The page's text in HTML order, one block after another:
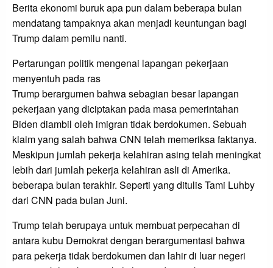
Berita ekonomi buruk apa pun dalam beberapa bulan
mendatang tampaknya akan menjadi keuntungan bagi
Trump dalam pemilu nanti.
Pertarungan politik mengenai lapangan pekerjaan
menyentuh pada ras
Trump berargumen bahwa sebagian besar lapangan
pekerjaan yang diciptakan pada masa pemerintahan
Biden diambil oleh imigran tidak berdokumen. Sebuah
klaim yang salah bahwa CNN telah memeriksa faktanya.
Meskipun jumlah pekerja kelahiran asing telah meningkat
lebih dari jumlah pekerja kelahiran asli di Amerika.
beberapa bulan terakhir. Seperti yang ditulis Tami Luhby
dari CNN pada bulan Juni.
Trump telah berupaya untuk membuat perpecahan di
antara kubu Demokrat dengan berargumentasi bahwa
para pekerja tidak berdokumen dan lahir di luar negeri